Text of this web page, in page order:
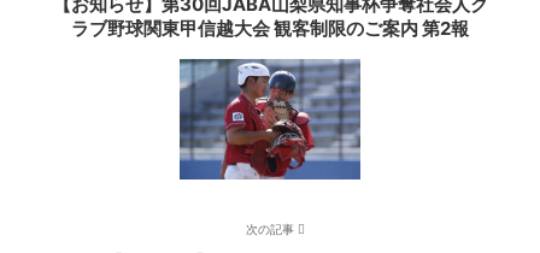
【お知らせ】第30回JABA山梨県知事杯争奪社会人ク
ラブ野球関東甲信越大会 観客制限のご案内 第2報
次の記事